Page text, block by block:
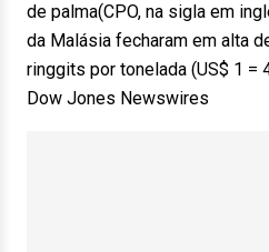
de palma(CPO, na sigla em
da Malásia fecharam em alta
ringgits por tonelada (US$ 1 =
Dow Jones Newswires